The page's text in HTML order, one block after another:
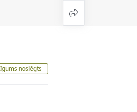
noslēgts